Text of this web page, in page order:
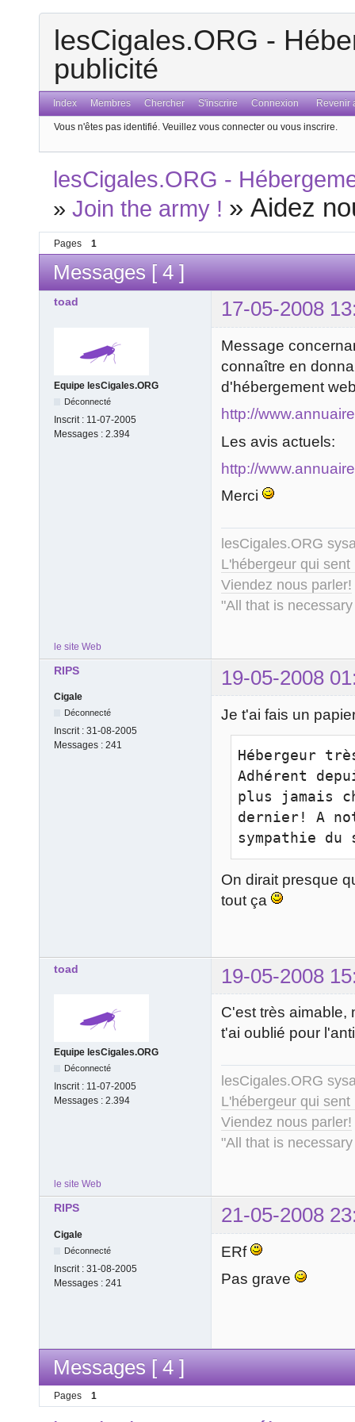
lesCigales.ORG -
publicité
Index Membres Chercher S'inscrire Connexion Revenir
Vous n'êtes pas identifié. Veuillez vous connecter ou vous inscrire.
lesCigales.ORG -
»Join the army ! »Aidez
Pages 1
Messages [ 4 ]
toad 17-05-2008
Equipe lesCigales.ORG
Déconnecté
Inscrit : 11-07-2005
Messages : 2.394
Message
connaître en
d'hébergement
http://
Les avis actuels:
http://
Merci
lesCigales.ORG
L'hébergeur qui
Viendez nous parler!
"All that is
le site Web
RIPS 19-05-2008
Cigale
Déconnecté
Inscrit : 31-08-2005
Messages : 241
Je t'ai fais un
Hébergeur
Adhérent
plus jamais
dernier! A
sympathie du
On dirait presque
tout ça
toad 19-05-2008
Equipe lesCigales.ORG
Déconnecté
Inscrit : 11-07-2005
Messages : 2.394
C'est très aimable,
t'ai oublié pour
lesCigales.ORG
L'hébergeur qui
Viendez nous parler!
"All that is
le site Web
RIPS 21-05-2008
Cigale
Déconnecté
Inscrit : 31-08-2005
Messages : 241
ERf
Pas grave
Messages [ 4 ]
Pages 1